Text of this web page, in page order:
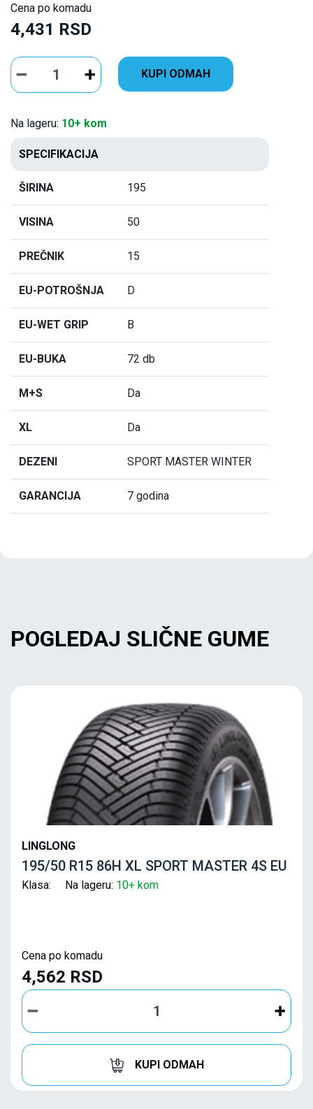
Cena po komadu
4,431 RSD
KUPI ODMAH
Na lageru: 10+ kom
SPECIFIKACIJA
ŠIRINA 195
VISINA 50
PREČNIK 15
EU-POTROŠNJA D
EU-WET GRIP B
EU-BUKA 72 db
M+S Da
XL Da
DEZENI SPORT MASTER WINTER
GARANCIJA 7 godina
POGLEDAJ SLIČNE GUME
LINGLONG
195/50 R15 86H XL SPORT MASTER 4S EU
Klasa: Na lageru: 10+ kom
Cena po komadu
4,562 RSD
KUPI ODMAH